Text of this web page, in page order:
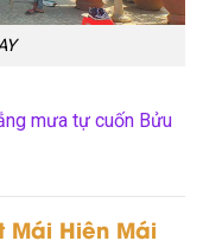
mưa tự cuốn Bửu
Mái Hiên Mái